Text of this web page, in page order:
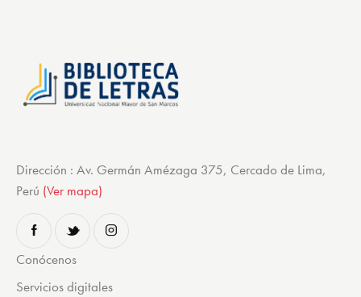
Dirección : Av. Germán Amézaga 375, Cercado de Lima,
Perú (Ver mapa)
Conócenos
Servicios digitales